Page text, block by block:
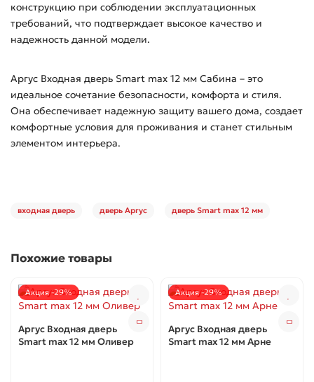
конструкцию при соблюдении эксплуатационных
требований, что подтверждает высокое качество и
надежность данной модели.
Аргус Входная дверь Smart max 12 мм Сабина – это
идеальное сочетание безопасности, комфорта и стиля.
Она обеспечивает надежную защиту вашего дома, создает
комфортные условия для проживания и станет стильным
элементом интерьера.
входная дверь дверь Аргус дверь Smart max 12 мм
Похожие товары
Акция -29%
Аргус Входная дверь
Smart max 12 мм Оливер
Акция -29%
Аргус Входная дверь
Smart max 12 мм Арне